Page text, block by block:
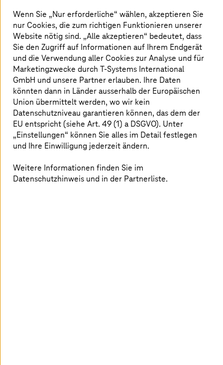
% §
RISE with SAP und Thrive with
T-Systems
Wenn Sie „Nur erforderliche“ wählen, akzeptieren Sie
nur Cookies, die zum richtigen Funktionieren unserer
Website nötig sind. „Alle akzeptieren“ bedeutet, dass
Sie den Zugriff auf Informationen auf Ihrem Endgerät
und die Verwendung aller Cookies zur Analyse und für
Marketingzwecke durchT-Systems International
GmbH und unsere Partner erlauben. Ihre Daten
könnten dann in Länder ausserhalb der Europäischen
Union übermittelt werden, wo wir kein
Datenschutzniveau garantieren können, das dem der
EU entspricht (siehe Art. 49 (1) a DSGVO). Unter
„Einstellungen“ können Sie alles im Detail festlegen
und Ihre Einwilligung jederzeit ändern.
Weitere Informationen finden Sie im
Datenschutzhinweis und in der Partnerliste.